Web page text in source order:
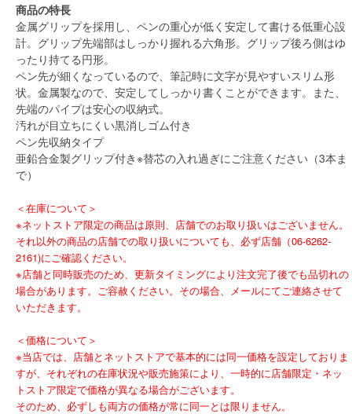
商品の特長
金属グリップを採用し、ペンの重心が低く安定して書ける低重心設
計。グリップ先端部はしっかり握れる六角形。グリップ後ろ側はゆ
ったり持てる円形。
ペン先が細くなっているので、筆記時に文字が見やすいスリム形
状。金属製なので、安定してしっかり書くことができます。また、
先端のパイプは安心の収納式。
汚れが目立ちにくい黒消しゴム付き
ペン先収納タイプ
亜鉛合金製グリップ付き※替芯の入れ過ぎにご注意ください（3本ま
で）
＜在庫について＞
※ネットストア限定の商品は原則、店舗でのお取り扱いはございません。
それ以外の商品の店舗での取り扱いについても、必ず店舗（06-6262-
2161)にご確認ください。
※店舗と同時販売のため、更新タイミングにより注文完了後でも品切れの
場合があります。ご容赦ください。その場合、メールにてご連絡させて
いただきます。
＜価格について＞
※当店では、店舗とネットストアで基本的には同一価格を設定しておりま
すが、それぞれの在庫状況や販売施策により、一時的に店舗限定・ネッ
トストア限定で価格が異なる場合がございます。
そのため、必ずしも両方の価格が常に同一とは限りません。